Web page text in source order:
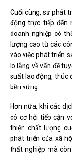
Cuối cùng, sự phát
động trực tiếp đến
doanh nghiệp có
lượng cao từ các
vào việc phát triển
lo lắng về vấn đề
suất lao động, thúc
bền vững.
Hơn nữa, khi các
có cơ hội tiếp cận
thiện chất lượng
phát triển của xã
thất nghiệp mà